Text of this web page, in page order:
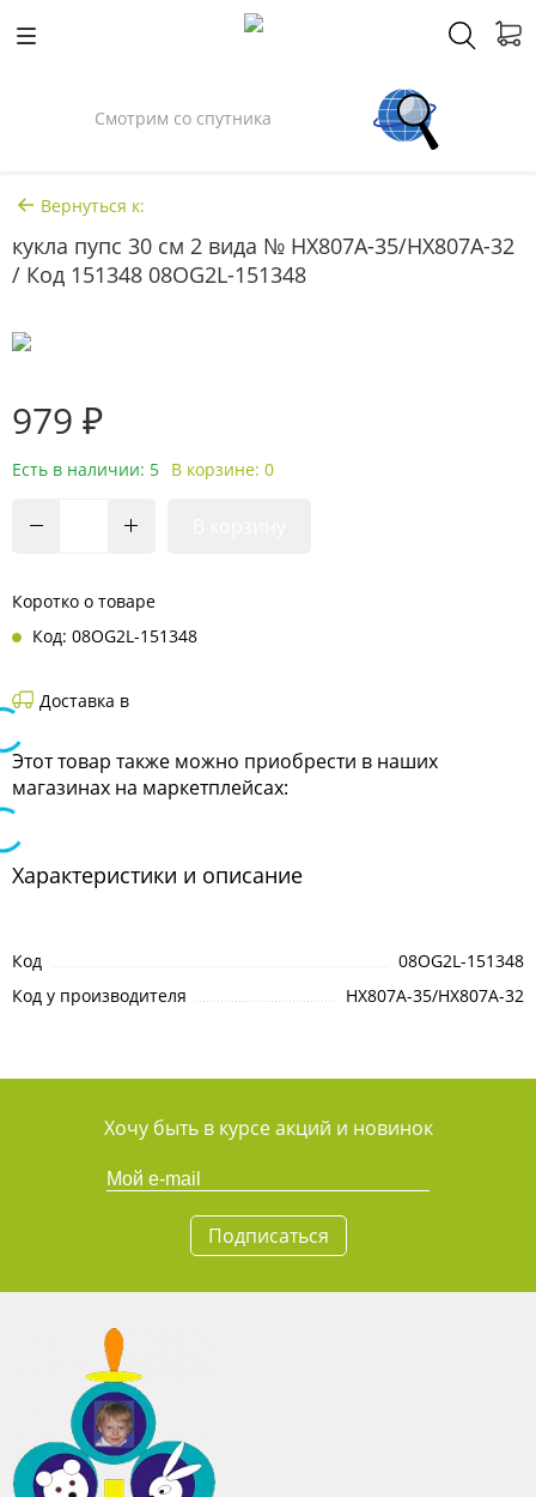
Смотрим со спутника
Вернуться к:
кукла пупс 30 см 2 вида № HX807A-35/HX807A-32
/ Код 151348 08OG2L-151348
979 ₽
Есть в наличии: 5 В корзине: 0
Коротко о товаре
Код: 08OG2L-151348
Доставка в
Этот товар также можно приобрести в наших
магазинах на маркетплейсах:
Характеристики и описание
Код
08OG2L-151348
Код у производителя
HX807A-35/HX807A-32
Хочу быть в курсе акций и новинок
Подписаться